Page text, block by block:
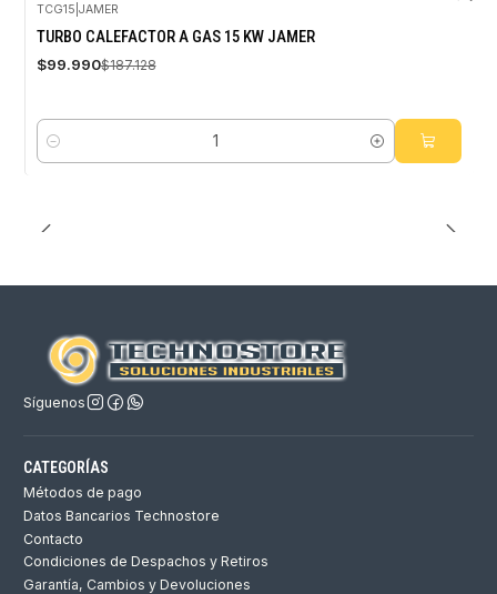
-47%
OFF
TCG15 JAMER
TURBO CALEFACTOR A GAS 15 KW JAMER
$99.990$187.128
Cantidad
Síguenos
CATEGORÍAS
Métodos de pago
Datos Bancarios Technostore
Contacto
Condiciones de Despachos y Retiros
Garantía, Cambios y Devoluciones